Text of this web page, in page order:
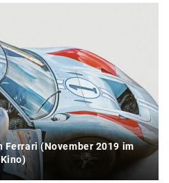
(November 2019 im
Kino)